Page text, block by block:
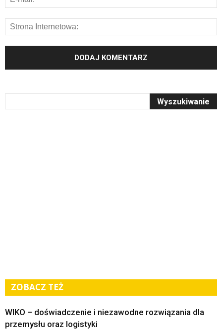
ZOBACZ TEŻ
WIKO – doświadczenie i niezawodne rozwiązania dla
przemysłu oraz logistyki